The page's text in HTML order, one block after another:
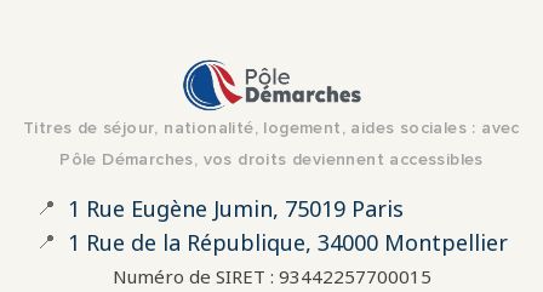
Titres de séjour, nationalité, logement, aides sociales : avec
Pôle Démarches, vos droits deviennent accessibles
📍 1 Rue Eugène Jumin, 75019 Paris
📍 1 Rue de la République, 34000 Montpellier
Numéro de SIRET : 93442257700015